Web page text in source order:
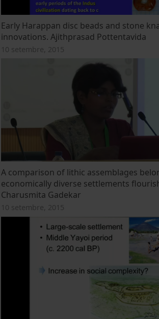
Early Harappan disc beads and stone
innovations. Ajithprasad Pottentavida
10 setembre, 2015
A comparison of lithic assemblages
economically diverse settlements
Charusmita Gadekar
10 setembre, 2015